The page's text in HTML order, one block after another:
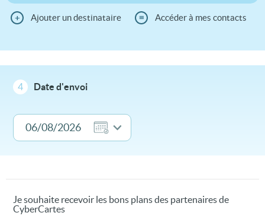
+ Ajouter un destinataire ≡ Accéder à mes contacts
4 Date d'envoi
Je souhaite recevoir les bons plans des partenaires de
CyberCartes